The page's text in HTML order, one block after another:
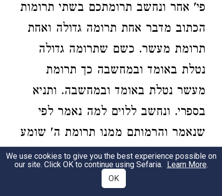
פי' אחר ונחשב תרומתכם בשתי תרומות
הכתוב מדבר אחת תרומה גדולה ואחת
תרומת מעשר. כשם שתרומה גדולה
נטלת באומד ובמחשבה כך תרומת
מעשר נטלת באומד ובמחשבה. ותניא
בספרי. ונחשב ללוים למה נאמר לפי
שנאמר והרמותם ממנו תרומת ה' שומע
אני הואיל וקראו הכתוב תרומה תהא
בקדושתו ת"ל ונחשב ללוים כתבואת גורן
We use cookies to give you the best experience possible on
our site. Click OK to continue using Sefaria. Learn More.
OK